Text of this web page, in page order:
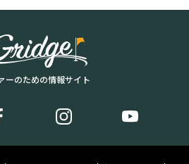
ーのための情報サイト